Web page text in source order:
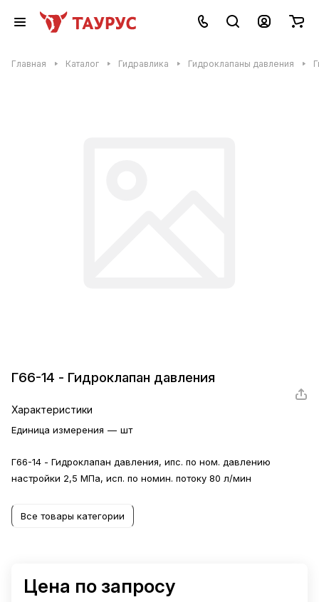
Главная Каталог Гидравлика Гидроклапаны давления
Г66-14 - Гидроклапан давления
Характеристики
Единица измерения — шт
Г66-14 - Гидроклапан давления, ипс. по ном. давлению
настройки 2,5 МПа, исп. по номин. потоку 80 л/мин
Все товары категории
Цена по запросу